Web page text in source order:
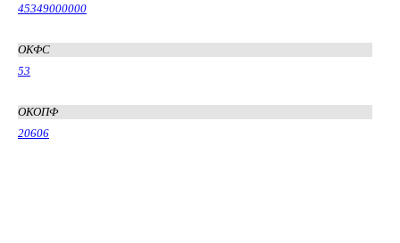
45349000000
ОКФС
53
ОКОПФ
20606